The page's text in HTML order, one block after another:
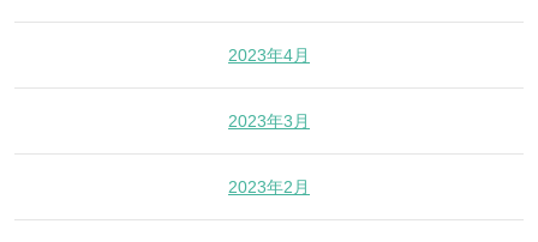
2023年4月
2023年3月
2023年2月